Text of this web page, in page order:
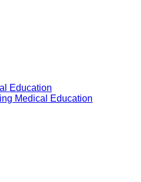
Education
Medical Education